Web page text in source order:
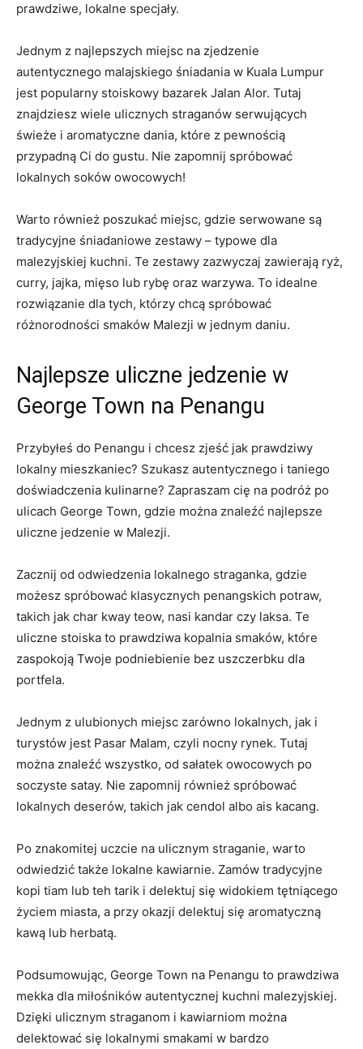
prawdziwe, lokalne specjały.
Jednym z najlepszych miejsc na zjedzenie
autentycznego malajskiego śniadania w Kuala Lumpur
jest popularny stoiskowy bazarek Jalan Alor. Tutaj
znajdziesz wiele ulicznych straganów serwujących
świeże i aromatyczne dania, które z pewnością
przypadną Ci do gustu. Nie zapomnij spróbować
lokalnych soków owocowych!
Warto również poszukać miejsc, gdzie serwowane są
tradycyjne śniadaniowe zestawy – typowe dla
malezyjskiej kuchni. Te zestawy zazwyczaj zawierają ryż,
curry, jajka, mięso lub rybę oraz warzywa. To idealne
rozwiązanie dla tych, którzy chcą spróbować
różnorodności smaków Malezji w jednym daniu.
Najlepsze uliczne jedzenie w
George Town na Penangu
Przybyłeś do Penangu i chcesz zjeść jak prawdziwy
lokalny mieszkaniec? Szukasz autentycznego i taniego
doświadczenia kulinarne? Zapraszam cię na podróż po
ulicach George Town, gdzie można znaleźć najlepsze
uliczne jedzenie w Malezji.
Zacznij od odwiedzenia lokalnego straganka, gdzie
możesz spróbować klasycznych penangskich potraw,
takich jak char kway teow, nasi kandar czy laksa. Te
uliczne stoiska to prawdziwa kopalnia smaków, które
zaspokoją Twoje podniebienie bez uszczerbku dla
portfela.
Jednym z ulubionych miejsc zarówno lokalnych, jak i
turystów jest Pasar Malam, czyli nocny rynek. Tutaj
można znaleźć wszystko, od sałatek owocowych po
soczyste satay. Nie zapomnij również spróbować
lokalnych deserów, takich jak cendol albo ais kacang.
Po znakomitej uczcie na ulicznym straganie, warto
odwiedzić także lokalne kawiarnie. Zamów tradycyjne
kopi tiam lub teh tarik i delektuj się widokiem tętniącego
życiem miasta, a przy okazji delektuj się aromatyczną
kawą lub herbatą.
Podsumowując, George Town na Penangu to prawdziwa
mekka dla miłośników autentycznej kuchni malezyjskiej.
Dzięki ulicznym straganom i kawiarniom można
delektować się lokalnymi smakami w bardzo